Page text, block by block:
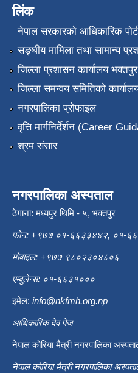
लिंक
नेपाल सरकारको आधिकारिक
सङ्‍घीय मामिला तथा सामान्य
जिल्ला प्रशासन कार्यालय भक्तपुर
जिल्ला समन्वय समितिको
नगरपालिका प्रोफाइल
वृत्ति मार्गनिर्देर्शन (Career
श्रम संसार
नगरपालिका अस्पताल
ठेगाना: मध्यपुर थिमि - ५, भक्तपुर
फोन: +९७७ ०१-६६३३४४२, ०१-
मोवाइल: +९७७ ९८०२३०४८०६
एम्बुलेन्स: ०१-६६३१०००
इमेल: info@nkfmh.org.np
आधिकारिक वेव पेज
नेपाल कोरिया मैत्री नगरपालिका
नेपाल कोरिया मैत्री नगरपालिका